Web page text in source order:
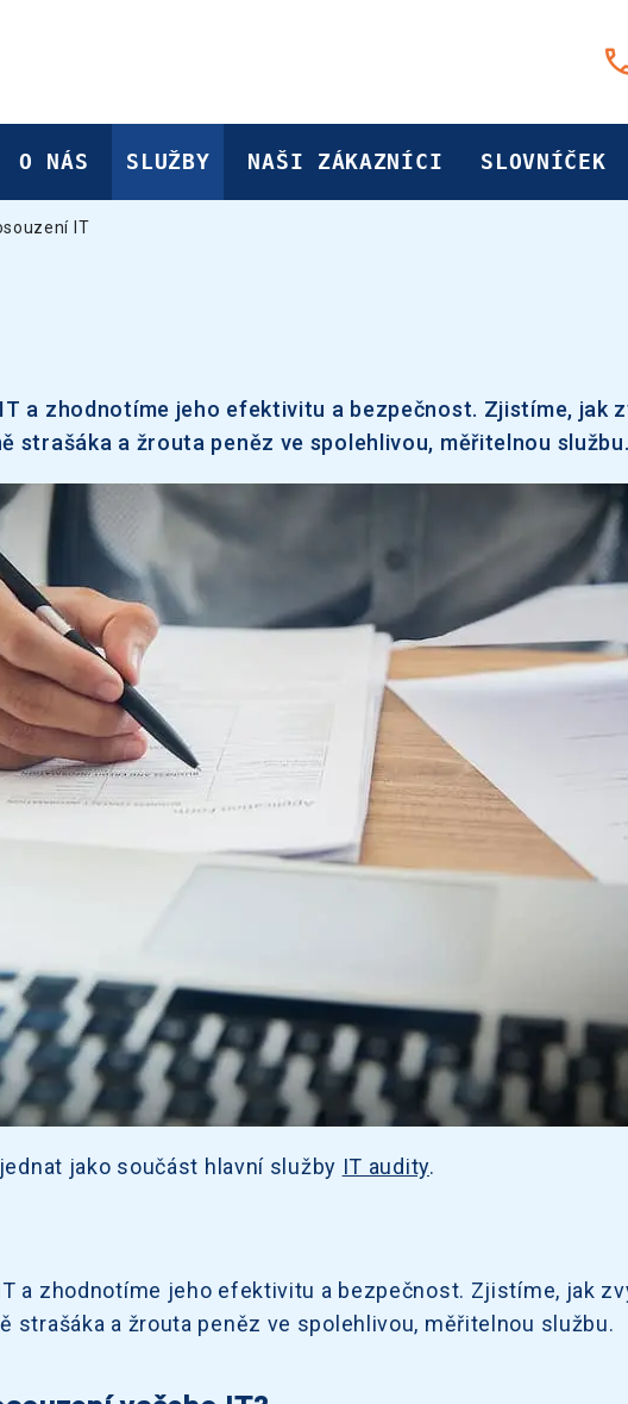
O NÁS SLUŽBY NAŠI ZÁKAZNÍCI SLOVNÍČEK
IT
a zhodnotíme jeho efektivitu a bezpečnost. Zjistíme, jak
strašáka a žrouta peněz ve spolehlivou, měřitelnou službu.
jako součást hlavní služby IT audity.
a zhodnotíme jeho efektivitu a bezpečnost. Zjistíme, jak
strašáka a žrouta peněz ve spolehlivou, měřitelnou službu.